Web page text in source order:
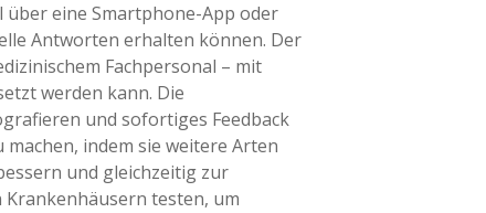
über eine Smartphone-App oder
Antworten erhalten können. Der
Fachpersonal – mit
werden kann. Die
und sofortiges Feedback
indem sie weitere Arten
und gleichzeitig zur
testen, um